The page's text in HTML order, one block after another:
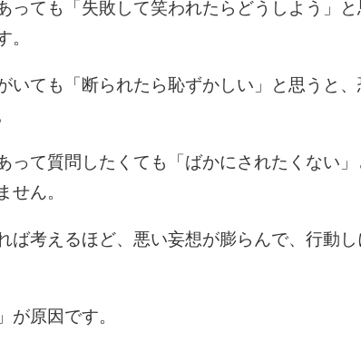
っても「失敗して笑われたらどうしよう」
。
いても「断られたら恥ずかしい」と思うと
って質問したくても「ばかにされたくない」
せん。
ば考えるほど、悪い妄想が膨らんで、行動し
が原因です。